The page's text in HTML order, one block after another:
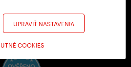
UPRAVIŤ NASTAVENIA
COOKIES